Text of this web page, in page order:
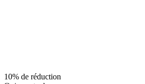
10% de réduction